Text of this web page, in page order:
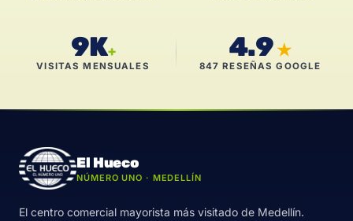
9K+
VISITAS MENSUALES
4.9 ★
847 RESEÑAS GOOGLE
El Hueco
NÚMERO UNO · MEDELLÍN
El centro comercial mayorista más visitado de Medellín.